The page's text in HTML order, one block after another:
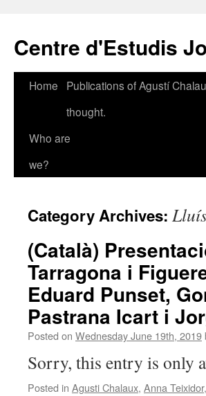
content
Centre d'Estudis
Home
Publications of Agustí
thought.
Who are
we?
Category Archives:
(Català)
Tarragona i
Eduard Punset,
Pastrana Icart i
Posted on Wednesday June 19th, 2019
Sorry, this entry is only
Posted in Agusti Chalaux, Anna Teixidor,